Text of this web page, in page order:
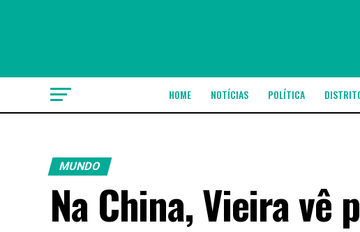
HOME NOTÍCIAS POLÍTICA
MUNDO
Na China, Vieira vê